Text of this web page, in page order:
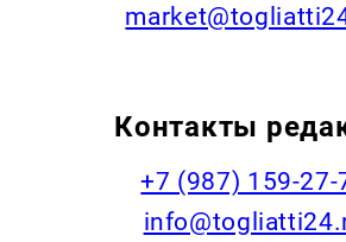
Контакты
+7 (987) 159-27-